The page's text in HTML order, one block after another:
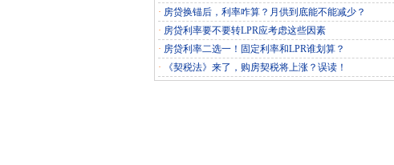
· 房贷换锚后，利率咋算？月供到底能不能减少？
· 房贷利率要不要转LPR应考虑这些因素
· 房贷利率二选一！固定利率和LPR谁划算？
·
《契税法》来了，购房契税将上涨？误读！